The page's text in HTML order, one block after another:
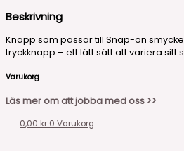
Beskrivning
Knapp som passar till Snap-on
tryckknapp – ett lätt sätt att variera sitt
Varukorg
Läs mer om att jobba med oss >>
0,00 kr 0 Varukorg